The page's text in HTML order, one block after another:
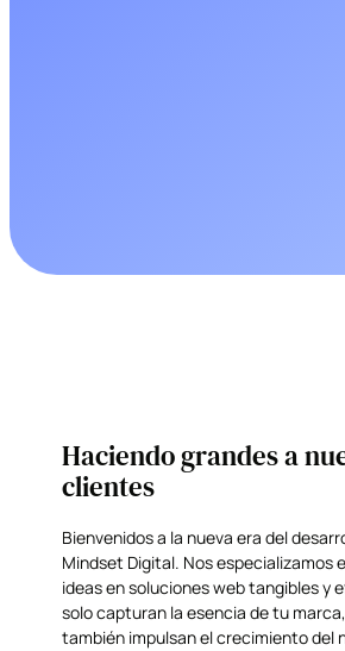
Haciendo grandes a
clientes
Bienvenidos a la nueva era del
Mindset Digital. Nos especializamos
ideas en soluciones web tangibles y
solo capturan la esencia de tu
también impulsan el crecimiento del